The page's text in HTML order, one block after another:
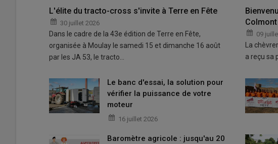
L'élite du tracto-cross s'invite à Terre en Fête
30 juillet 2026
Dans le cadre de la 43e édition de Terre en Fête,
organisée à Moulay le samedi 15 et dimanche 16 août
par les JA 53, le tracto…
09
La
a reçu sa
Le banc d'essai, la solution pour
vérifier la puissance de votre
moteur
16 juillet 2026
Baromètre agricole : jusqu'au 20